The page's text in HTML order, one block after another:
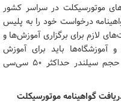
موتورسیکلت در سراسر کشور
درخواست خود را به پلیس
لازم برای برگزاری آموزش‌ها و
باید برای آموزش
گروه‌های اول و دوم موتورسیکلت‌هایی با حجم سیلندر حداکثر ۵۰ سی‌سی
گواهینامه موتورسیکلت